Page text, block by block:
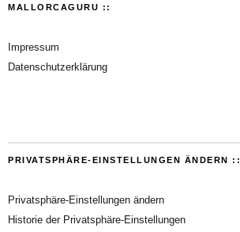
MALLORCAGURU ::
Impressum
Datenschutzerklärung
PRIVATSPHÄRE-EINSTELLUNGEN ÄNDERN ::
Privatsphäre-Einstellungen ändern
Historie der Privatsphäre-Einstellungen